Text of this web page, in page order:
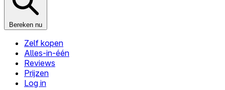
Bereken nu
Zelf kopen
Alles-in-één
Reviews
Prijzen
Log in